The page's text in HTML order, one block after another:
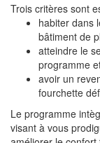
Trois critères sont
habiter dans
bâtiment de
atteindre le
programme
avoir un
fourchette
Le programme
visant à vous